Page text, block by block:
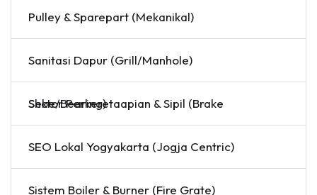
Pulley & Sparepart (Mekanikal)
Sanitasi Dapur (Grill/Manhole)
Sektor Perkeretaapian & Sipil (Brake Shoe/Bearing)
SEO Lokal Yogyakarta (Jogja Centric)
Sistem Boiler & Burner (Fire Grate)